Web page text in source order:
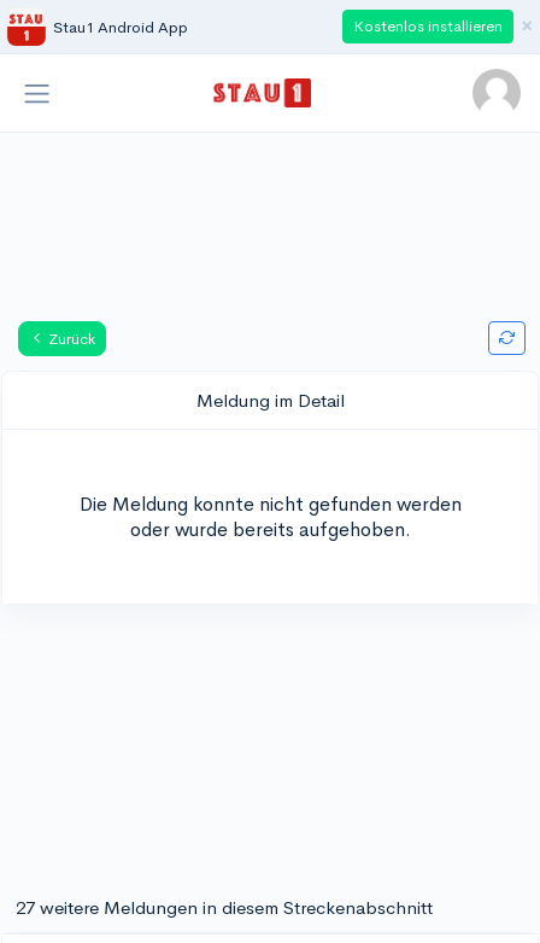
Stau1 Android App Kostenlos installieren ×
Zurück
Meldung im Detail
Die Meldung konnte nicht gefunden werden
oder wurde bereits aufgehoben.
27 weitere Meldungen in diesem Streckenabschnitt